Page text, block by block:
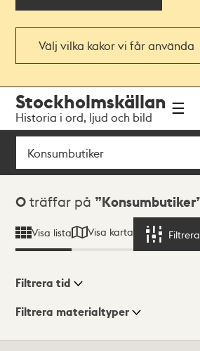
Välj vilka kakor vi får använda
navigationen
huvudinnehållet
Stockholmskällan
Historia i ord, ljud och bild
Sök
Sökresultat
0 träffar på Konsumbutiker
Visa lista Visa karta Filtrera
Visningsläge
Filtrera tid
Filtrera materialtyper